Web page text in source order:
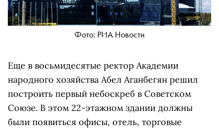
Фото: РИА Новости
Еще в восьмидесятые ректор Академии
народного хозяйства Абел Аганбегян решил
построить первый небоскреб в Советском
Cоюзе. В этом 22-этажном здании должны
были появиться офисы, отель, торговые